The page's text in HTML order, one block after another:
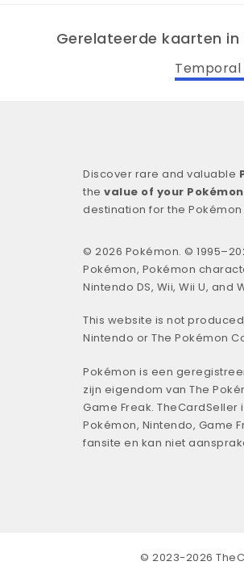
Gerelateerde kaarten
Temporal
Discover rare and valuable
the value of your
destination for the
© 2026 Pokémon. ©
Pokémon, Pokémon
Nintendo DS, Wii, Wii U,
This website is not
Nintendo or The Pokémon
Pokémon is een
zijn eigendom van The
Game Freak.
Pokémon, Nintendo, Game
fansite en kan niet
© 2023-2026